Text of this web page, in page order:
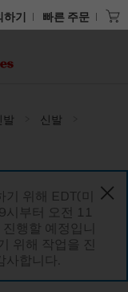
하기 빠른 주문
발
신발
위해 EDT(미
시부터 오전 11
행할 예정입니
위해 작업을 진
사합니다.